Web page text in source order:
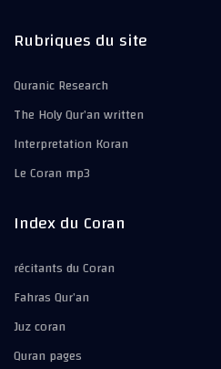
Rubriques du site
Quranic Research
The Holy Qur’an written
Interpretation Koran
Le Coran mp3
Index du Coran
récitants du Coran
Fahras Qur’an
Juz coran
Quran pages